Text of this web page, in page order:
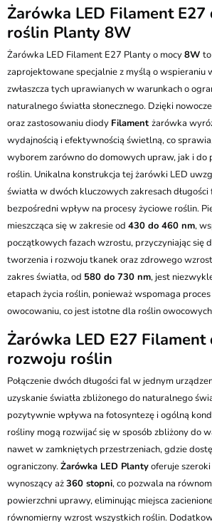
(od 1000 zł dla gabarytów, nie
Pobranie:
Poczta Polska Kurier 48H - 16 zł
Kurier GLS - 20 zł
Przesyłka Gabarytowa - 35 zł
Batalionów Chłopskich 12, 94-058
506 336 320
kontakt@ledstyl.pl
Żarówka LED Filament
roślin Planty 8W
Żarówka LED Filament E27 Planty o mocy8W
zaprojektowane specjalnie z myślą o wspieraniu
zwłaszcza tych uprawianych w warunkach o
naturalnego światła słonecznego. Dzięki
oraz zastosowaniu diody Filament żarówka
wydajnością i efektywnością świetlną, co
wyborem zarówno do domowych upraw, jak i do
roślin. Unikalna konstrukcja tej żarówki LED
światła w dwóch kluczowych zakresach
bezpośredni wpływ na procesy życiowe roślin.
mieszcząca się w zakresie od 430 do 460 nm,
początkowych fazach wzrostu, przyczyniając się
tworzenia i rozwoju tkanek oraz zdrowego
zakres światła, od 580 do 730 nm, jest
etapach życia roślin, ponieważ wspomaga
owocowaniu, co jest istotne dla roślin
Żarówka LED E27
rozwoju roślin
Połączenie dwóch długości fal w jednym
uzyskanie światła zbliżonego do naturalnego
pozytywnie wpływa na fotosyntezę i ogólną
rośliny mogą rozwijać się w sposób zbliżony do
nawet w zamkniętych przestrzeniach, gdzie
ograniczony.Żarówka LED Plantyoferuje
wynoszący aż360 stopni, co pozwala na
powierzchni uprawy, eliminując miejsca
równomierny wzrost wszystkich roślin.